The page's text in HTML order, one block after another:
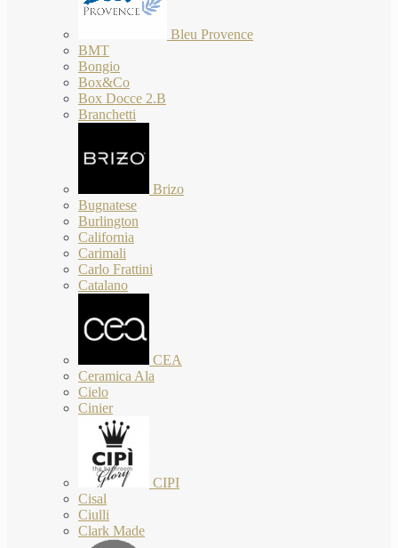
Bleu Provence
BMT
Bongio
Box&Co
Box Docce 2.B
Branchetti
Brizo
Bugnatese
Burlington
California
Carimali
Carlo Frattini
Catalano
CEA
Ceramica Ala
Cielo
Cinier
CIPI
Cisal
Ciulli
Clark Made